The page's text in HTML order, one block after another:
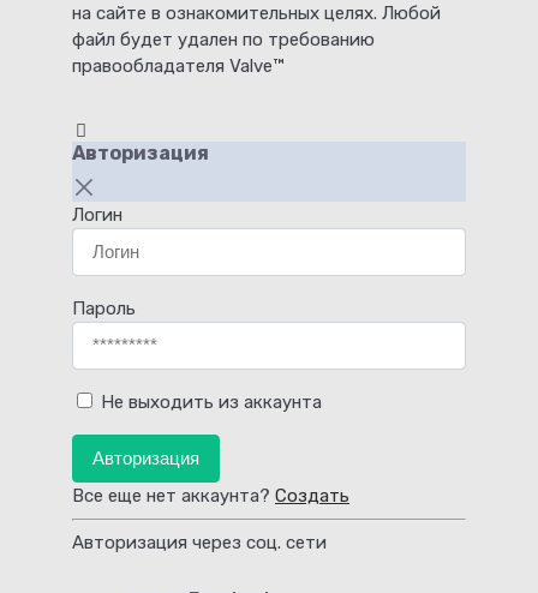
на сайте в ознакомительных целях. Любой
файл будет удален по требованию
правообладателя Valve™
Авторизация
Логин
Пароль
Не выходить из аккаунта
Авторизация
Все еще нет аккаунта? Создать
Авторизация через соц. сети